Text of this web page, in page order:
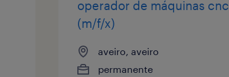
operador de máquinas cnc
(m/f/x)
aveiro, aveiro
permanente